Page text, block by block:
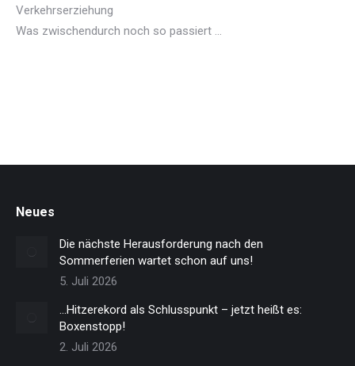
Verkehrserziehung
Was zwischendurch noch so passiert …
Neues
Die nächste Herausforderung nach den
Sommerferien wartet schon auf uns!
5. Juli 2026
…Hitzerekord als Schlusspunkt – jetzt heißt es:
Boxenstopp!
2. Juli 2026